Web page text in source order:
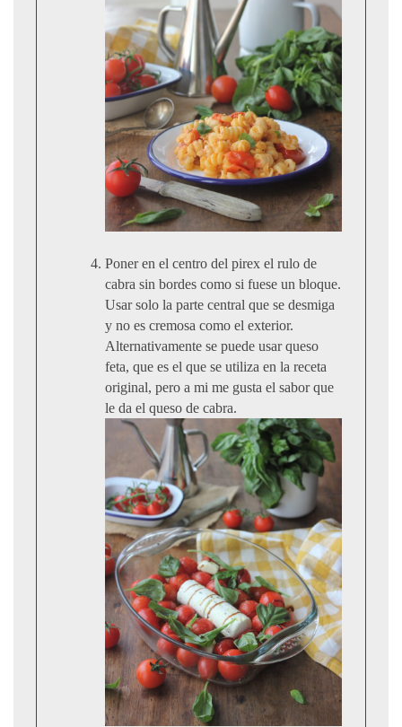
Poner en el centro del pirex el rulo de
cabra sin bordes como si fuese un bloque.
Usar solo la parte central que se desmiga
y no es cremosa como el exterior.
Alternativamente se puede usar queso
feta, que es el que se utiliza en la receta
original, pero a mi me gusta el sabor que
le da el queso de cabra.